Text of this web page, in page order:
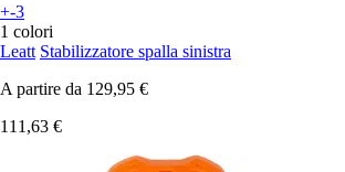
+-3
1 colori
Leatt Stabilizzatore spalla sinistra
A partire da 129,95 €
111,63 €